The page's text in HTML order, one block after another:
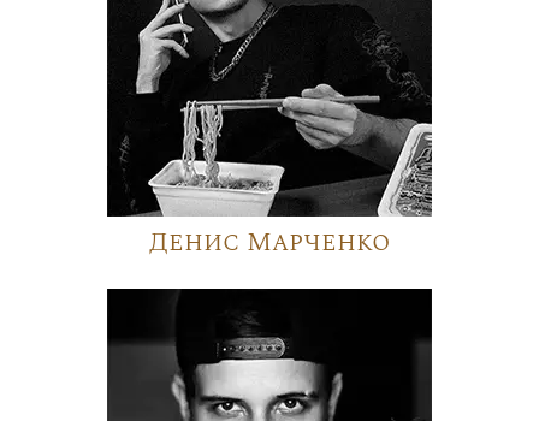
Денис Марченко